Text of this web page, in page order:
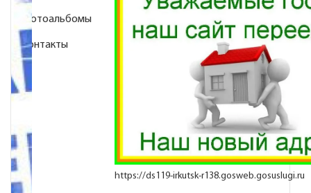
Фотоальбомы
Контакты
https://ds119-irkutsk-r138.gosweb.gosuslugi.ru